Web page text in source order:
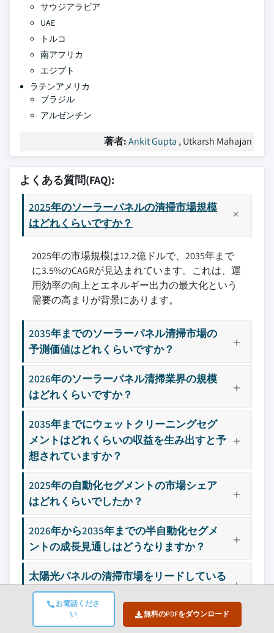
お電話くださ
い
無料のPDFをダウンロード
サウジアラビア
UAE
トルコ
南アフリカ
エジプト
ラテンアメリカ
ブラジル
アルゼンチン
著者:Ankit Gupta , Utkarsh Mahajan
よくある質問(FAQ):
2025年のソーラーパネルの清掃市場規模
はどれくらいですか？
2025年の市場規模は12.2億ドルで、2035年まで
に3.5%のCAGRが見込まれています。これは、運
用効率の向上とエネルギー出力の最大化という
需要の高まりが背景にあります。
2035年までのソーラーパネル清掃市場の
予測価値はどれくらいですか？
2026年のソーラーパネル清掃業界の規模
はどれくらいですか？
2035年までにウェットクリーニングセグ
メントはどれくらいの収益を生み出すと予
想されていますか？
2025年の自動化セグメントの市場シェア
はどれくらいでしたか？
2026年から2035年までの半自動化セグメ
ントの成長見通しはどうなりますか？
太陽光パネルの清掃市場をリードしている
地域はどこですか？
太陽光パネルの清掃市場で今後注目される